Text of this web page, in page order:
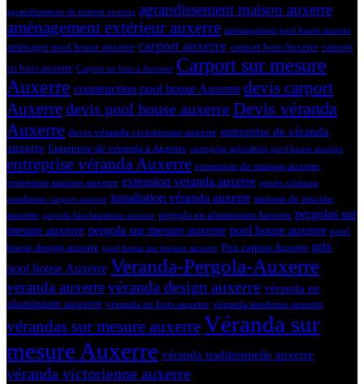
agrandissement de maison auxerre agrandissement maison auxerre
aménagement extérieur auxerre aménagement pool house auxerre
aménager pool house auxerre carport auxerre carport bois Auxerre carport
en bois auxerre Carport en bois à Auxerre Carport sur mesure
Auxerre construction pool house Auxerre devis carport
Auxerredevis pool house auxerreDevis véranda
Auxerre devis véranda victorienne auxerre entreprise de véranda
auxerre Entreprise de véranda à Auxerre entreprise spécialisée pool house auxerre
entreprise véranda Auxerre extension de maison auxerre
extension maison auxerre extension veranda auxerre géniès créations
installation carport auxerre installation véranda auxerre maison de piscine
auxerre pergola bioclimatique auxerre pergola en aluminium Auxerre pergolas sur
mesure auxerre pergola sur mesure auxerre pool house auxerre pool
house design auxerre pool house sur mesure auxerre Prix carport Auxerre prix
pool house Auxerre Veranda-Pergola-Auxerre
veranda auxerrevéranda design auxerre véranda en
aluminium auxerre véranda en bois auxerre véranda moderne auxerre
vérandas sur mesure auxerreVéranda sur
mesure Auxerre véranda traditionnelle auxerre
véranda victorienne auxerre